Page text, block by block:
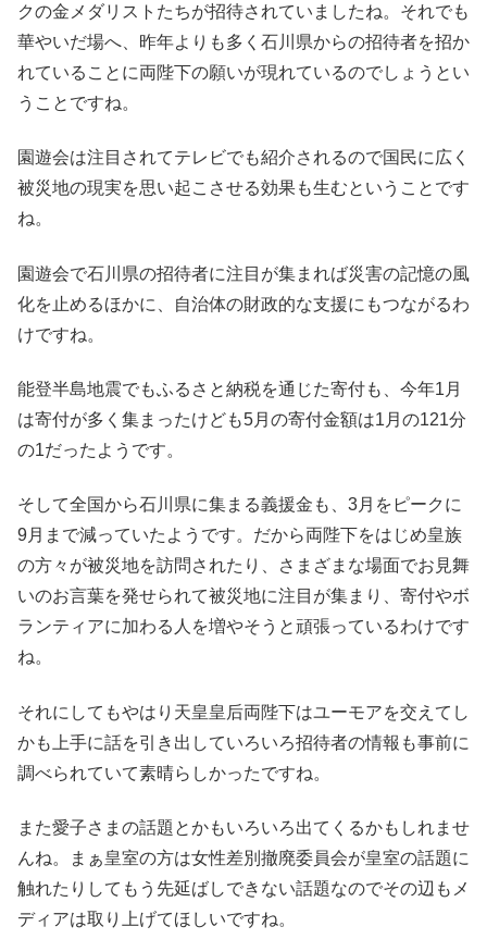
クの金メダリストたちが招待されていましたね。それでも
華やいだ場へ、昨年よりも多く石川県からの招待者を招か
れていることに両陛下の願いが現れているのでしょうとい
うことですね。
園遊会は注目されてテレビでも紹介されるので国民に広く
被災地の現実を思い起こさせる効果も生むということです
ね。
園遊会で石川県の招待者に注目が集まれば災害の記憶の風
化を止めるほかに、自治体の財政的な支援にもつながるわ
けですね。
能登半島地震でもふるさと納税を通じた寄付も、今年1月
は寄付が多く集まったけども5月の寄付金額は1月の121分
の1だったようです。
そして全国から石川県に集まる義援金も、3月をピークに
9月まで減っていたようです。だから両陛下をはじめ皇族
の方々が被災地を訪問されたり、さまざまな場面でお見舞
いのお言葉を発せられて被災地に注目が集まり、寄付やボ
ランティアに加わる人を増やそうと頑張っているわけです
ね。
それにしてもやはり天皇皇后両陛下はユーモアを交えてし
かも上手に話を引き出していろいろ招待者の情報も事前に
調べられていて素晴らしかったですね。
また愛子さまの話題とかもいろいろ出てくるかもしれませ
んね。まぁ皇室の方は女性差別撤廃委員会が皇室の話題に
触れたりしてもう先延ばしできない話題なのでその辺もメ
ディアは取り上げてほしいですね。